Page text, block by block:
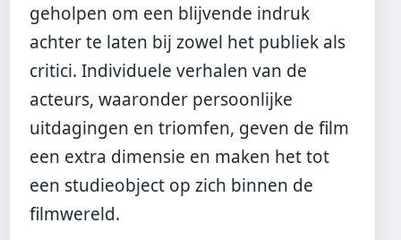
geholpen om een blijvende indruk
achter te laten bij zowel het publiek als
critici. Individuele verhalen van de
acteurs, waaronder persoonlijke
uitdagingen en triomfen, geven de film
een extra dimensie en maken het tot
een studieobject op zich binnen de
filmwereld.